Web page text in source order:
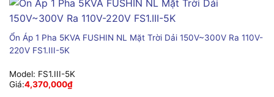
Ổn Áp 1 Pha 5KVA FUSHIN NL Mặt Trời Dải 150V~300V Ra 110V-
220V FS1.III-5K
Model: FS1.III-5K
Giá:4,370,000₫